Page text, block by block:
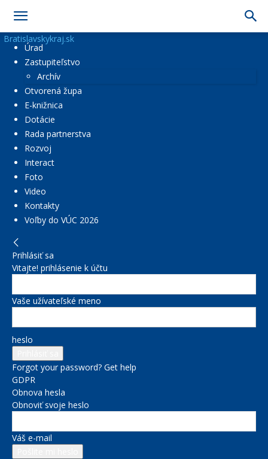
Bratislavskykraj.sk
Úrad
Zastupiteľstvo
Archív
Otvorená župa
E-knižnica
Dotácie
Rada partnerstva
Rozvoj
Interact
Foto
Video
Kontakty
Voľby do VÚC 2026
Prihlásiť sa
Vitajte! prihlásenie k účtu
Vaše užívateľské meno
heslo
Forgot your password? Get help
GDPR
Obnova hesla
Obnoviť svoje heslo
Váš e-mail